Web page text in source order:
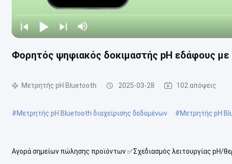
Φορητός ψηφιακός δοκιμαστής pH εδάφους
Μετρητής pH Bluetooth 2025-03-28 102 απόψεις
#Μετρητής pH Bluetooth διαχείρισης δεδομένων #Μετρητής pH
Αγορά σημείων πώλησης προϊόντων ✅Σχεδιασμός λειτουργίας